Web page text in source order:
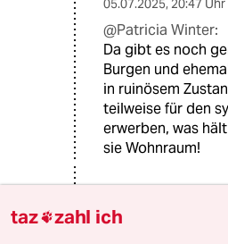
05.07.2025, 20:47 Uhr
@Patricia Winter:
Da gibt es noch
Burgen und
in ruinösem
teilweise für den
erwerben, was
sie Wohnraum!
Der Cleo Patra
taz zahl ich